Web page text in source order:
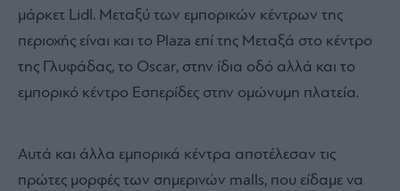
μάρκετ Lidl. Μεταξύ των εμπορικών κέντρων της
περιοχής είναι και το Plaza επί της Μεταξά στο κέντρο
της Γλυφάδας, το Oscar, στην ίδια οδό αλλά και το
εμπορικό κέντρο Εσπερίδες στην ομώνυμη πλατεία.
Αυτά και άλλα εμπορικά κέντρα αποτέλεσαν τις
πρώτες μορφές των σημερινών malls, που είδαμε να